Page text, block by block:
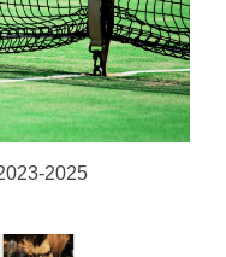
2025